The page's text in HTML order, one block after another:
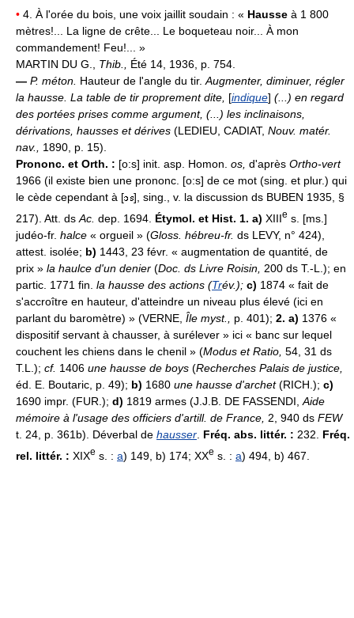
• 4. À l'orée du bois, une voix jaillit soudain : « Hausse à 1 800
mètres!... La ligne de crête... Le boqueteau noir... À mon
commandement! Feu!... »
MARTIN DU G., Thib., Été 14, 1936, p. 754.
— P. méton. Hauteur de l'angle du tir. Augmenter, diminuer, régler
la hausse. La table de tir proprement dite, [indique] (...) en regard
des portées prises comme argument, (...) les inclinaisons,
dérivations, hausses et dérives (LEDIEU, CADIAT, Nouv. matér.
nav., 1890, p. 15).
Prononc. et Orth. : [o:s] init. asp. Homon. os, d'après Ortho-vert
1966 (il existe bien une prononc. [o:s] de ce mot (sing. et plur.) qui
le cède cependant à [
], sing., v. la discussion ds BUBEN 1935, §
217). Att. ds Ac. dep. 1694. Étymol. et Hist. 1. a) XIIIe s. [ms.]
judéo-fr. halce « orgueil » (Gloss. hébreu-fr. ds LEVY, n° 424),
attest. isolée; b) 1443, 23 févr. « augmentation de quantité, de
prix » la haulce d'un denier (Doc. ds Livre Roisin, 200 ds T.-L.); en
partic. 1771 fin. la hausse des actions (Trév.); c) 1874 « fait de
s'accroître en hauteur, d'atteindre un niveau plus élevé (ici en
parlant du baromètre) » (VERNE, Île myst., p. 401); 2. a) 1376 «
dispositif servant à chausser, à surélever » ici « banc sur lequel
couchent les chiens dans le chenil » (Modus et Ratio, 54, 31 ds
T.L.); cf. 1406 une hausse de boys (Recherches Palais de justice,
éd. E. Boutaric, p. 49); b) 1680 une hausse d'archet(RICH.); c)
1690 impr. (FUR.); d) 1819 armes (J.J.B. DE FASSENDI, Aide
mémoire à l'usage des officiers d'artill. de France, 2, 940 ds FEW
t. 24, p. 361b). Déverbal de hausser Fréq. abs. littér. : 232. Fréq.
rel. littér. : XIXe s. : a) 149, b) 174; XXe s. : a) 494, b) 467.